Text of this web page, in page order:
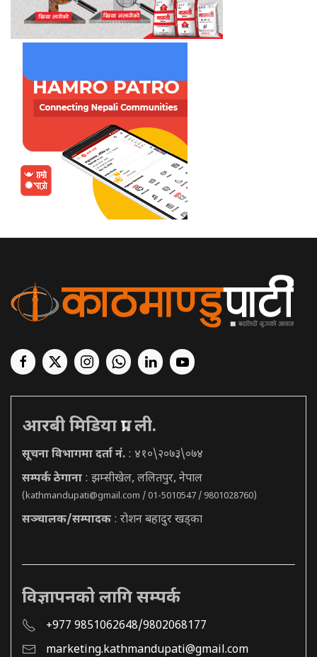
आरबी मिडिया प्रा. ली.
सूचना विभागमा दर्ता नं. : ४१०\२०७३\०७४
सम्पर्क ठेगाना : झम्सीखेल, ललितपुर, नेपाल
(kathmandupati@gmail.com / 01-5010547 / 9801028760)
सञ्चालक/सम्पादक : रोशन बहादुर खड्का
विज्ञापनको लागि सम्पर्क
+977 9851062648/9802068177
marketing.kathmandupati@gmail.com